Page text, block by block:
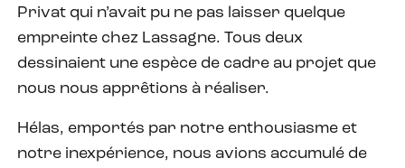
Privat qui n’avait pu ne pas laisser quelque
empreinte chez Lassagne. Tous deux
dessinaient une espèce de cadre au projet que
nous nous apprêtions à réaliser.
Hélas, emportés par notre enthousiasme et
notre inexpérience, nous avions accumulé de